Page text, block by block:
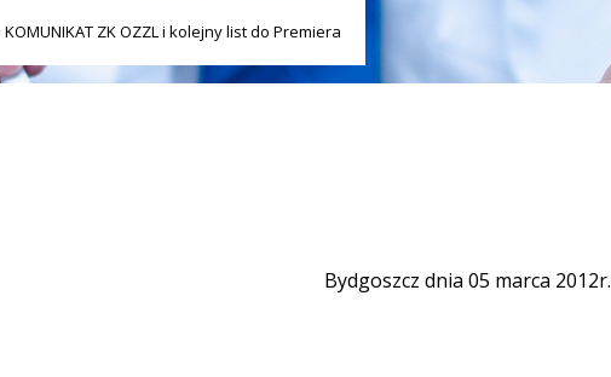
ZK OZZL i kolejny list do Premiera
Bydgoszcz dnia 05 marca 2012r.